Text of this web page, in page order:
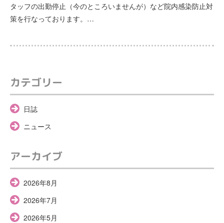
タッフの出勤停止（今のところいませんが）など院内感染防止対
策を行なっております。…
カテゴリー
日誌
ニュース
アーカイブ
2026年8月
2026年7月
2026年5月